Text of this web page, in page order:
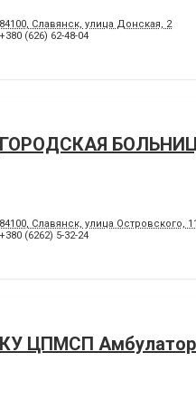
84100, Славянск, улица Донская, 2
+380 (626) 62-48-04
ГОРОДСКАЯ
84100, Славянск, улица Островского, 11
+380 (6262) 5-32-24
КУ ЦПМСП